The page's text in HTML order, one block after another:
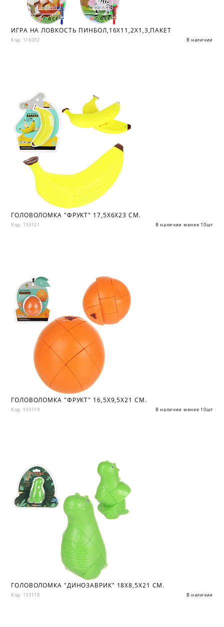
ИГРА НА ЛОВКОСТЬ ПИНБОЛ,16Х11,2Х1,3,ПАКЕТ
Код: 116032 В наличии
ГОЛОВОЛОМКА "ФРУКТ" 17,5Х6Х23 СМ.
Код: 133121 В наличии менее 10шт
ГОЛОВОЛОМКА "ФРУКТ" 16,5Х9,5Х21 СМ.
Код: 133119 В наличии менее 10шт
ГОЛОВОЛОМКА "ДИНОЗАВРИК" 18Х8,5Х21 СМ.
Код: 133118 В наличии